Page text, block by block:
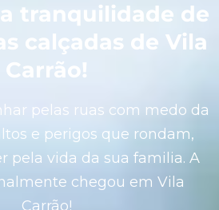
tranquilidade de
calçadas de Vila
Carrão!
pelas ruas com medo da
e perigos que rondam,
pela vida da sua familia. A
chegou em Vila
Carrão!